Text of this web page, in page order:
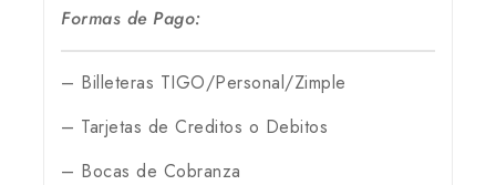
Formas de Pago:
– Billeteras TIGO/Personal/Zimple
– Tarjetas de Creditos o Debitos
– Bocas de Cobranza